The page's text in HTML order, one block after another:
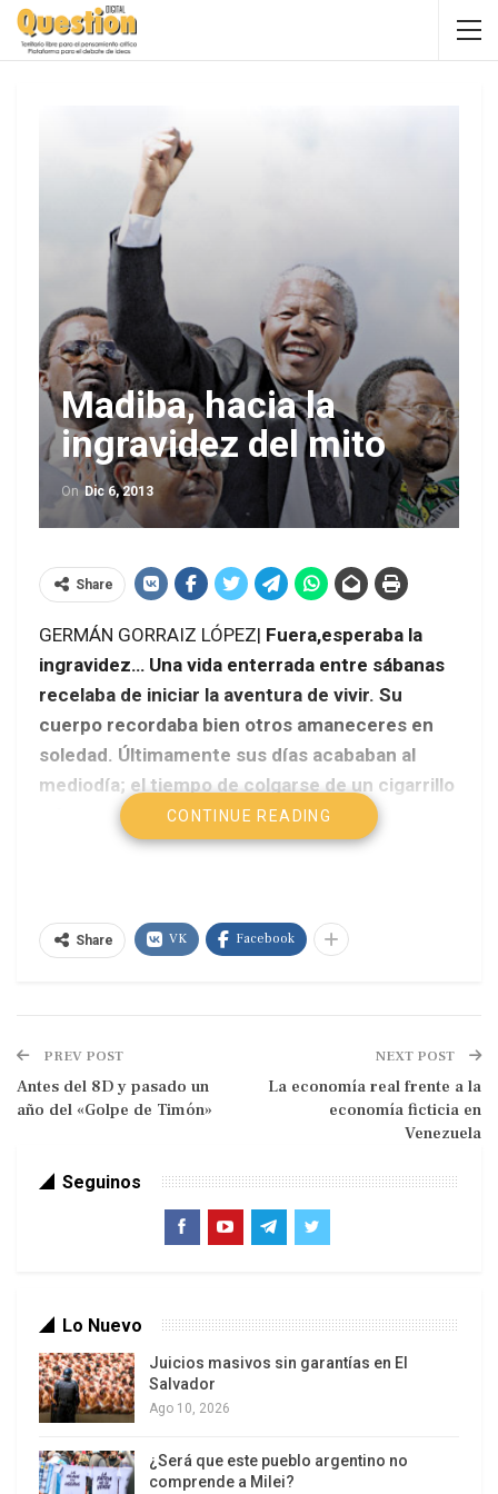
Madiba, hacia la
ingravidez del mito
On Dic 6, 2013
Share
GERMÁN GORRAIZ LÓPEZ| Fuera,esperaba la
ingravidez… Una vida enterrada entre sábanas
recelaba de iniciar la aventura de vivir. Su
cuerpo recordaba bien otros amaneceres en
soledad. Últimamente sus días acababan al
mediodía; el tiempo de colgarse de un cigarrillo
y fumarse toda la niebla de unas pocas horas
en que podría deslizar su fantasma por entre
sospechó ser. Sin embargo, la nieve que cubría
entre los hombres y que pronto daría por
terminada.
Todas sus vivencias nacían de los sueños; incluso
había días enteros en que la estela de su recuerdo
CONTINUE READING
Share VK Facebook
PREV POST
Antes del 8D y pasado un
año del «Golpe de Timón»
NEXT POST
La economía real frente a la
economía ficticia en
Venezuela
Seguinos
Lo Nuevo
Juicios masivos sin garantías en El
Salvador
Ago 10, 2026
¿Será que este pueblo argentino no
comprende a Milei?